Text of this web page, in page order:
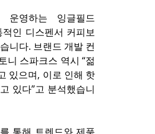
운영하는 잉글필드
인 디스펜서 커피보
니다. 브랜드 개발 컨
니 스파크스 역시 “젊
있으며, 이로 인해 핫
있다”고 분석했습니